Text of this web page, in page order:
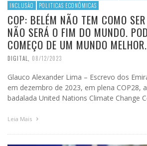
INCLUSÃO
POLITICAS ECONÔMICAS
COP: BELÉM NÃO TEM COMO
NÃO SERÁ O FIM DO MUNDO.
COMEÇO DE UM MUNDO MELHOR.
DIGITAL 08/12/2023
Glauco Alexander Lima – Escrevo dos
em dezembro de 2023, em plena COP28,
badalada United Nations Climate Change
Leia Mais